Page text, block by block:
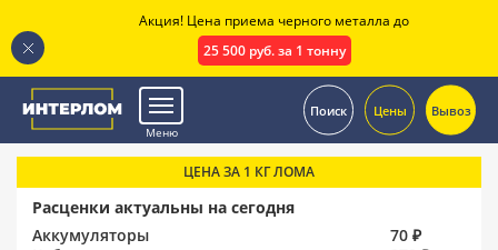
Меню
Поиск Цены Вывоз
ЦЕНА ЗА 1 КГ ЛОМА
Расценки актуальны на сегодня
Аккумуляторы
70 ₽
Акция! Цена приема черного металла до
25 500 руб. за 1 тонну
.